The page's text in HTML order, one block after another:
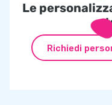
Le
Richiedi